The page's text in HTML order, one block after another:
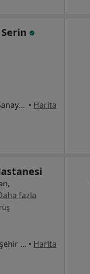
Emek Zekai Gümüşdiş Mahallesi Sanayi Caddesi No:614, Osmangazi • Harita
fazla
Ankara Yolu Caddesi No:44 Büyükşehir Belediye Binası Karşısı, Osmangazi • Harita